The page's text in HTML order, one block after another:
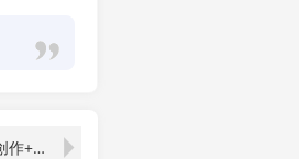
小红书获客陪跑训练营：账号定位+笔记创作+店铺开通+私域引流，小红书变现全链路